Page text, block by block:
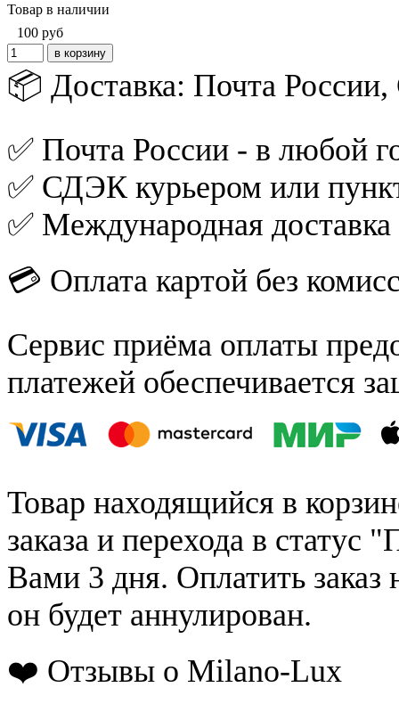
Товар в наличии
100 руб
📦 Доставка: Почта
✅ Почта России - в любой
✅ СДЭК курьером или
✅ Международная
💳 Оплата картой без
Сервис приёма оплаты
платежей обеспечивается
Товар находящийся в
заказа и перехода в статус
Вами 3 дня. Оплатить заказ
он будет аннулирован.
❤️ Отзывы о Milano-Lux